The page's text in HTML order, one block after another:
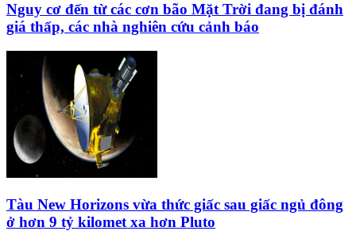
Nguy cơ đến từ các cơn bão Mặt Trời đang bị đánh
giá thấp, các nhà nghiên cứu cảnh báo
Tàu New Horizons vừa thức giấc sau giấc ngủ đông
ở hơn 9 tỷ kilomet xa hơn Pluto